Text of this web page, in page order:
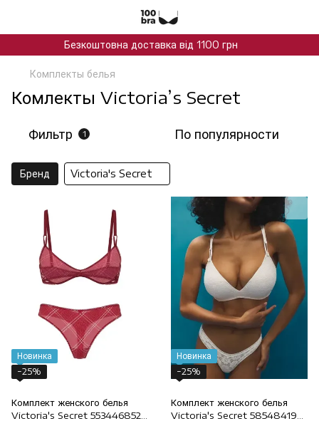
Безкоштовна доставка від 1100 грн
Комплекты белья
Комлекты Victoria’s Secret
Фильтр 1 По популярности
Бренд Victoria's Secret
Новинка
−25%
Комплект женского белья
Victoria's Secret 553446852
Новинка
−25%
Комплект женского белья
Victoria's Secret 585484198